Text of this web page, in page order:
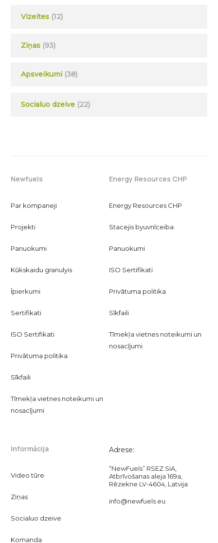
Vizeites (12)
Ziņas (93)
Apsveikumi (38)
Socialuo dzeive (22)
Newfuels
Par kompaneji
Projekti
Panuokumi
Kūkskaidu granulyis
Īpierkumi
Sertifikati
ISO Sertifikati
Privātuma politika
Sīkfaili
Tīmekļa vietnes noteikumi un
nosacījumi
Energy Resources CHP
Energy Resources CHP
Stacejis byuvnīceiba
Panuokumi
ISO Sertifikati
Privātuma politika
Sīkfaili
Tīmekļa vietnes noteikumi un
nosacījumi
Informācija
Video tūre
Ziņas
Socialuo dzeive
Komanda
Adrese:
“NewFuels” RSEZ SIA,
Atbrīvošanas aleja 169a,
Rēzekne LV-4604, Latvija
info@newfuels.eu